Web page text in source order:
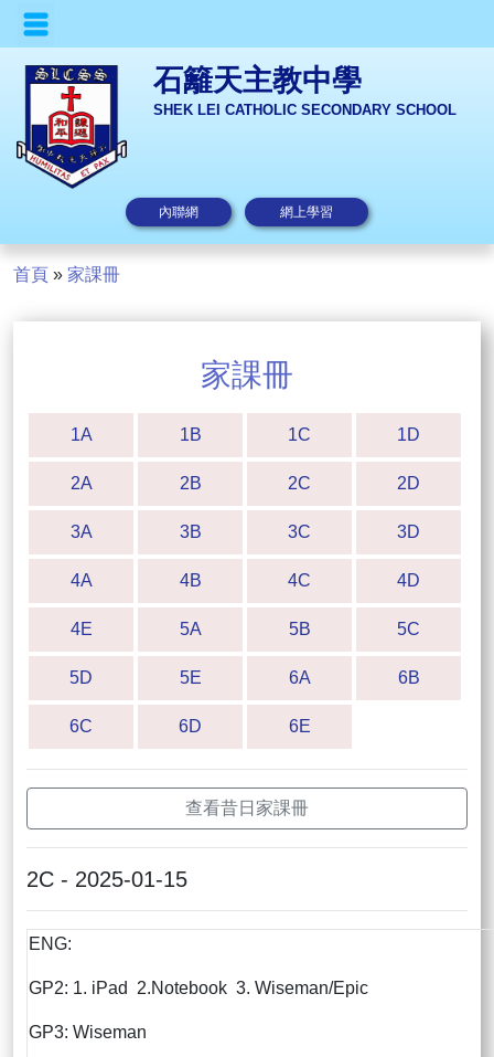
石籬天主教中學
SHEK LEI CATHOLIC SECONDARY SCHOOL
內聯網 網上學習
首頁 » 家課冊
家課冊
1A 1B 1C 1D
2A 2B 2C 2D
3A 3B 3C 3D
4A 4B 4C 4D
4E 5A 5B 5C
5D 5E 6A 6B
6C 6D 6E
查看昔日家課冊
2C - 2025-01-15
ENG:
GP2: 1. iPad 2.Notebook 3. Wiseman/Epic
GP3: Wiseman